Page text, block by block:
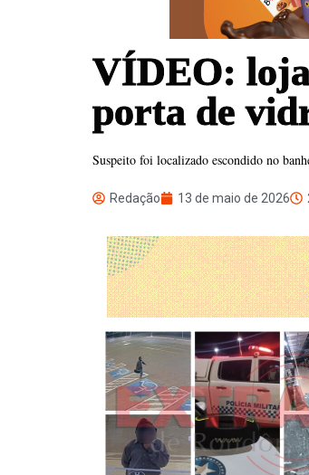
VÍDEO:
porta de
Suspeito foi localizado escondido no
Redação 13 de maio de 2026